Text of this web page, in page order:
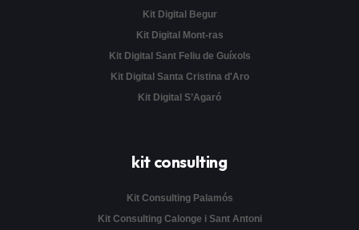
Kit Digital Begur
Kit Digital Mont-ras
Kit Digital Sant Feliu de Guíxols
Kit Digital Santa Cristina d'Aro
Kit Digital S’Agaró
kit consulting
Kit Consulting Palamós
Kit Consulting Calonge i Sant Antoni